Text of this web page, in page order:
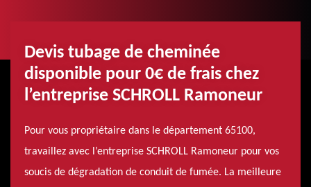
Devis tubage de cheminée
disponible pour 0€ de frais chez
l’entreprise SCHROLL Ramoneur
Pour vous propriétaire dans le département 65100,
travaillez avec l’entreprise SCHROLL Ramoneur pour vos
soucis de dégradation de conduit de fumée. La meilleure